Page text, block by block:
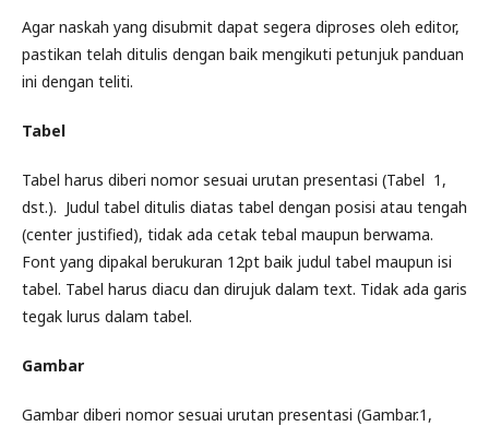
Agar naskah yang disubmit dapat segera diproses oleh editor,
pastikan telah ditulis dengan baik mengikuti petunjuk panduan
ini dengan teliti.
Tabel
Tabel harus diberi nomor sesuai urutan presentasi (Tabel 1,
dst.). Judul tabel ditulis diatas tabel dengan posisi atau tengah
(center justified), tidak ada cetak tebal maupun berwama.
Font yang dipakal berukuran 12pt baik judul tabel maupun isi
tabel. Tabel harus diacu dan dirujuk dalam text. Tidak ada garis
tegak lurus dalam tabel.
Gambar
Gambar diberi nomor sesuai urutan presentasi (Gambar.1,